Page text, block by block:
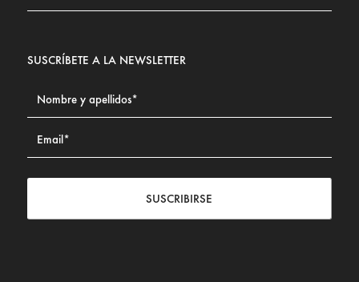
SUSCRÍBETE A LA NEWSLETTER
SUSCRIBIRSE